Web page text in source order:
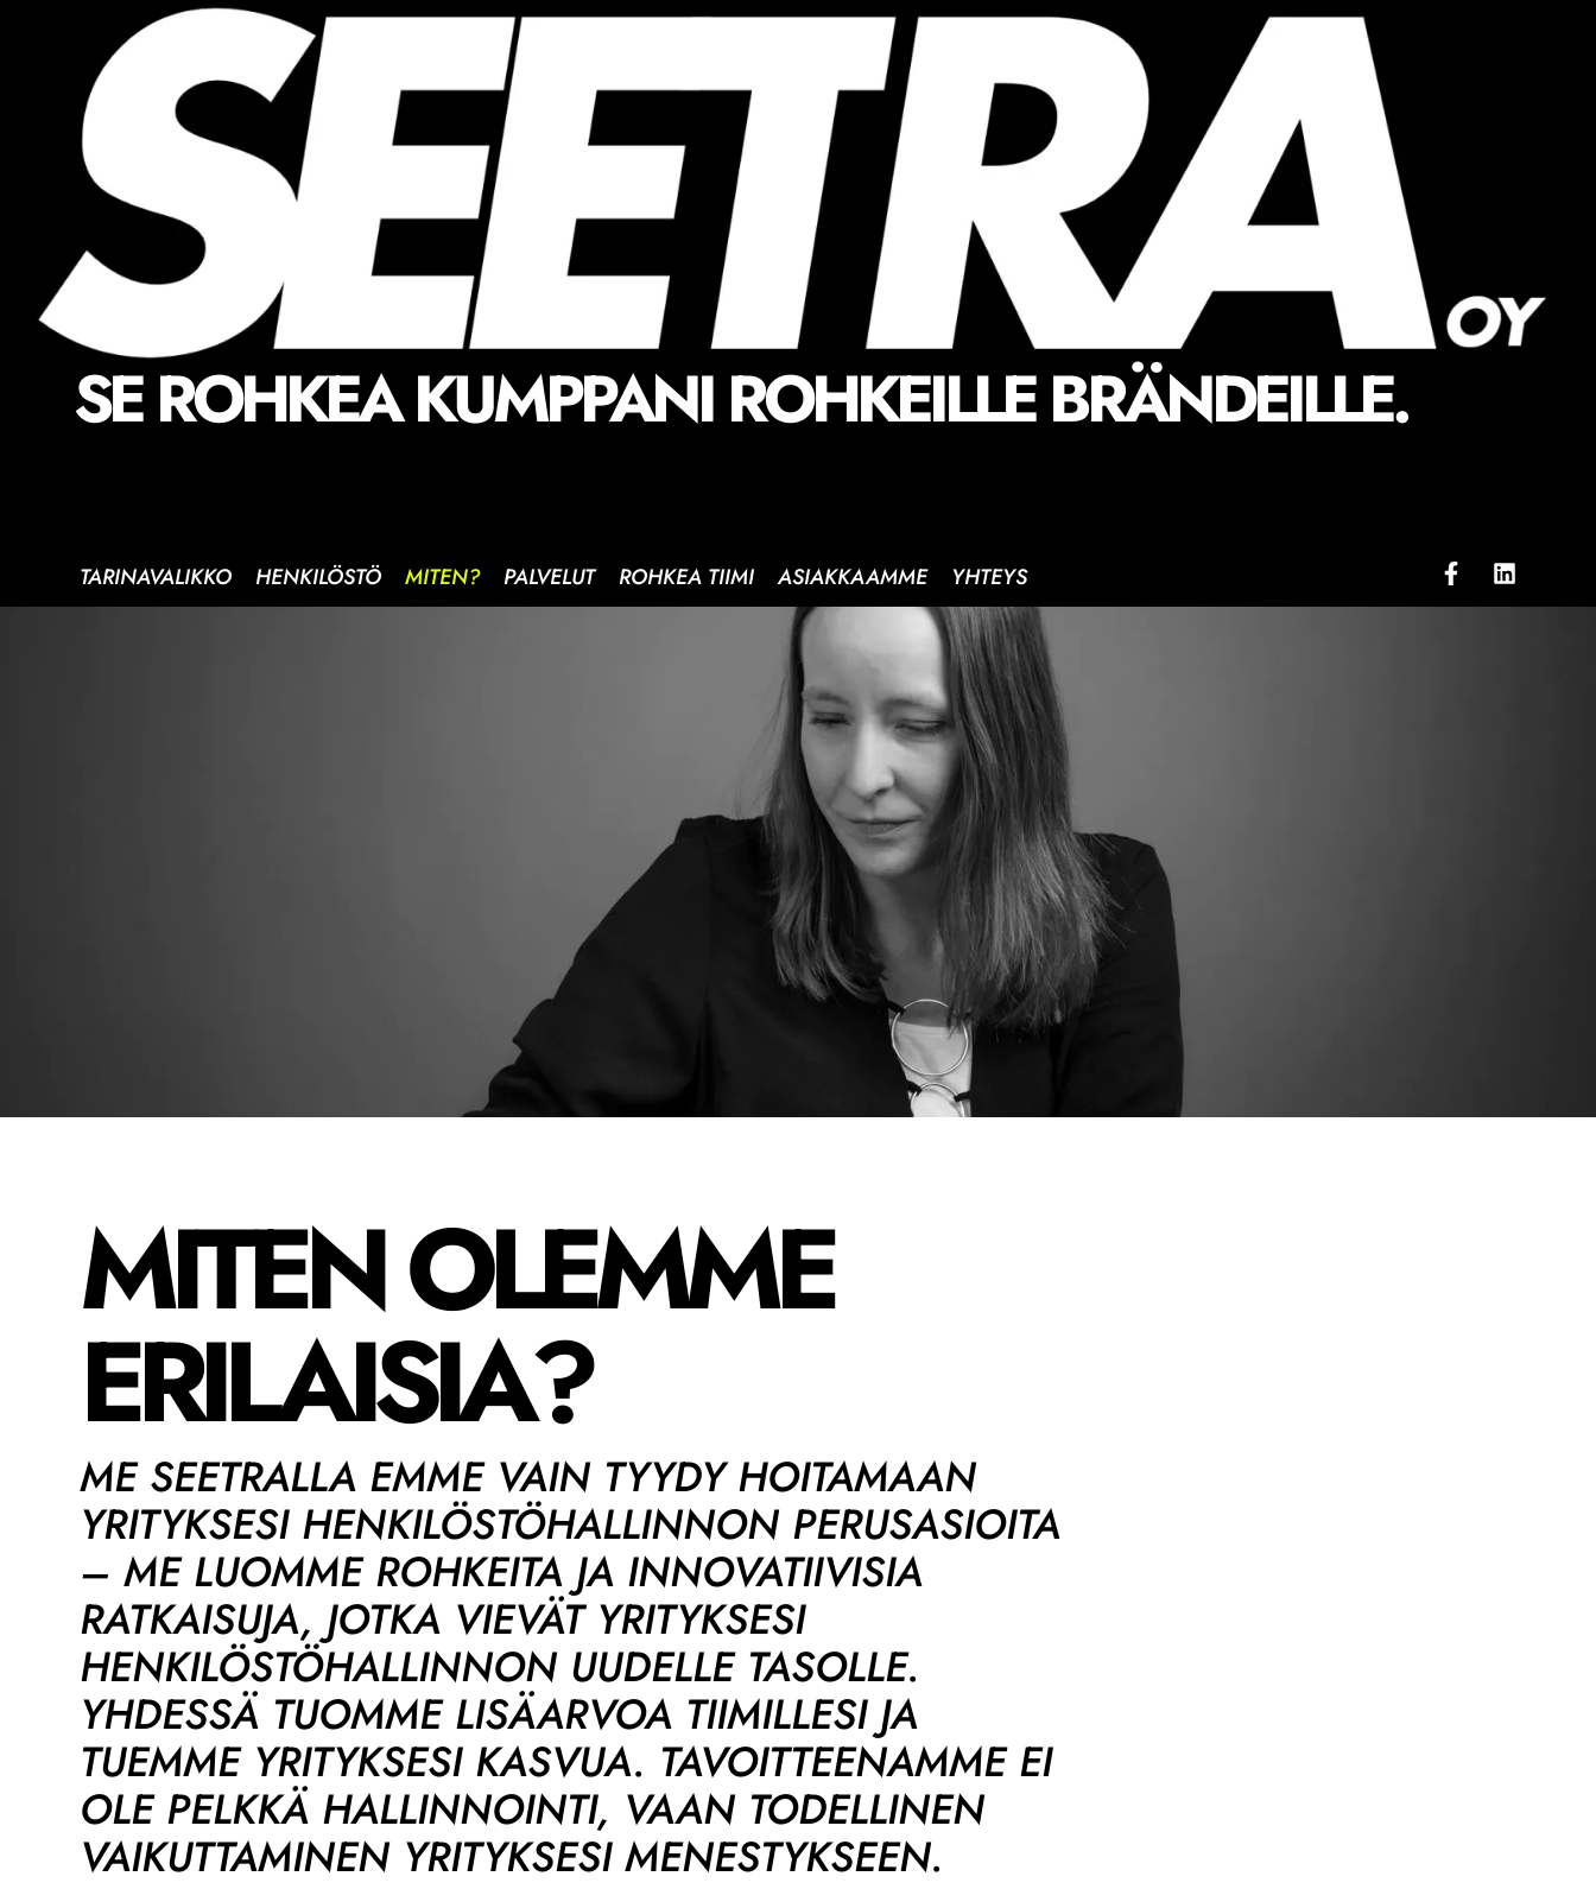
SE ROHKEA KUMPPANI ROHKEILLE BRÄNDEILLE.
TARINAVALIKKO HENKILÖSTÖ MITEN? PALVELUT ROHKEA TIIMI ASIAKKAAMME YHTEYS
MITEN OLEMME
ERILAISIA?
ME SEETRALLA EMME VAIN TYYDY HOITAMAAN
YRITYKSESI HENKILÖSTÖHALLINNON PERUSASIOITA
– ME LUOMME ROHKEITA JA INNOVATIIVISIA
RATKAISUJA, JOTKA VIEVÄT YRITYKSESI
HENKILÖSTÖHALLINNON UUDELLE TASOLLE.
YHDESSÄ TUOMME LISÄARVOA TIIMILLESI JA
TUEMME YRITYKSESI KASVUA. TAVOITTEENAMME EI
OLE PELKKÄ HALLINNOINTI, VAAN TODELLINEN
VAIKUTTAMINEN YRITYKSESI MENESTYKSEEN.